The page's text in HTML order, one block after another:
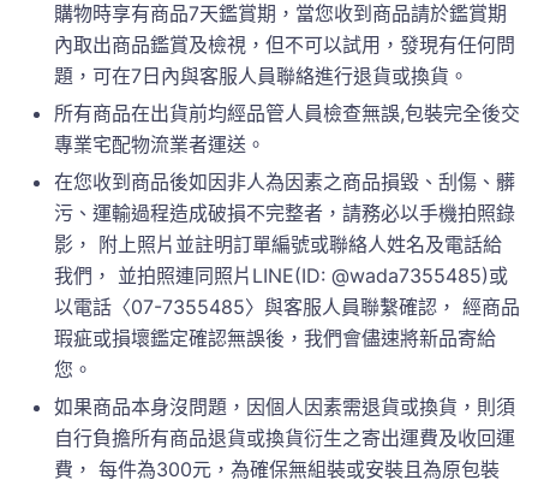
購物時享有商品7天鑑賞期，當您收到商品請於鑑賞期
內取出商品鑑賞及檢視，但不可以試用，發現有任何問
題，可在7日內與客服人員聯絡進行退貨或換貨。
所有商品在出貨前均經品管人員檢查無誤,包裝完全後交
專業宅配物流業者運送。
在您收到商品後如因非人為因素之商品損毀、刮傷、髒
污、運輸過程造成破損不完整者，請務必以手機拍照錄
影， 附上照片並註明訂單編號或聯絡人姓名及電話給
我們， 並拍照連同照片LINE(ID: @wada7355485)或
以電話〈07-7355485〉與客服人員聯繫確認， 經商品
瑕疵或損壞鑑定確認無誤後，我們會儘速將新品寄給
您。
如果商品本身沒問題，因個人因素需退貨或換貨，則須
自行負擔所有商品退貨或換貨衍生之寄出運費及收回運
費， 每件為300元，為確保無組裝或安裝且為原包裝